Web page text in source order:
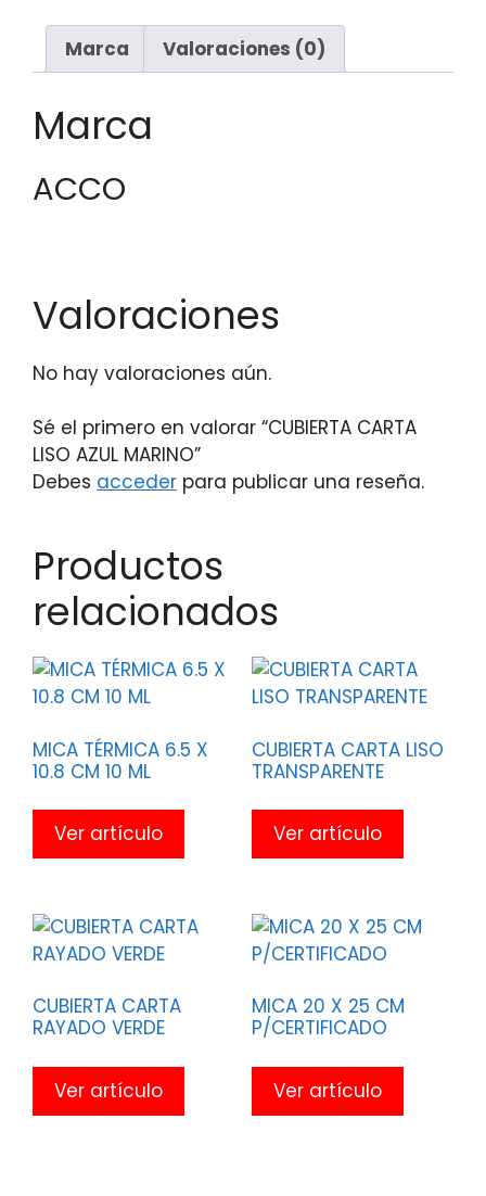
Marca Valoraciones (0)
Marca
ACCO
Valoraciones
No hay valoraciones aún.
Sé el primero en valorar “CUBIERTA CARTA
LISO AZUL MARINO”
Debes acceder para publicar una reseña.
Productos
relacionados
MICA TÉRMICA 6.5 X
10.8 CM 10 ML
Ver artículo
CUBIERTA CARTA LISO
TRANSPARENTE
Ver artículo
CUBIERTA CARTA
RAYADO VERDE
Ver artículo
MICA 20 X 25 CM
P/CERTIFICADO
Ver artículo